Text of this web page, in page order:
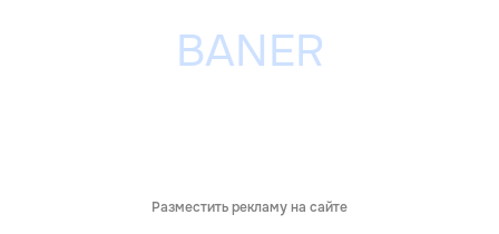
Разместить рекламу на сайте